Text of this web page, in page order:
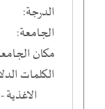
الدرجة:
الجامعة:
مكان
الكلمات